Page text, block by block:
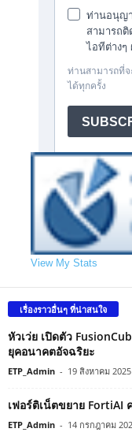
View My Stats
เรื่องราวอื่นๆ ที่น่าสนใจ
หัวเว่ย เปิดตัว
ยุคอนาคตอัจฉริยะ
ETP_Admin - 19 สิงหาคม 2025
เฟอร์ติเน็ตขยาย
ETP_Admin - 14 กรกฎาคม